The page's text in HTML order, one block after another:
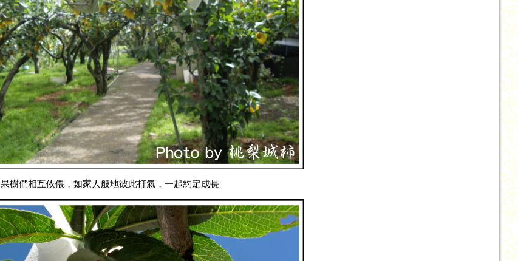
果樹們相互依偎，如家人般地彼此打氣，一起約定成長